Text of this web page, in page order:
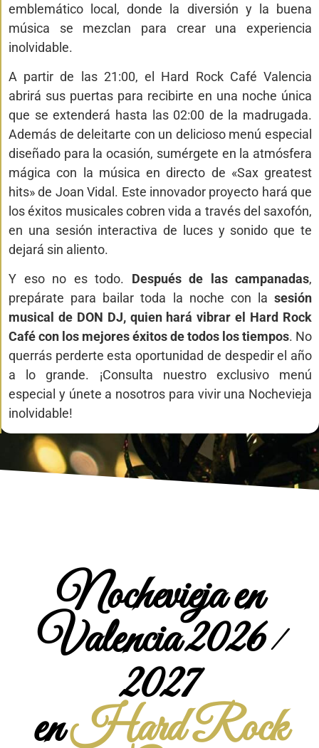
emblemático local, donde la diversión y la buena
música se mezclan para crear una experiencia
inolvidable.
A partir de las 21:00, el Hard Rock Café Valencia
abrirá sus puertas para recibirte en una noche única
que se extenderá hasta las 02:00 de la madrugada.
Además de deleitarte con un delicioso menú especial
diseñado para la ocasión, sumérgete en la atmósfera
mágica con la música en directo de «Sax greatest
hits» de Joan Vidal. Este innovador proyecto hará que
los éxitos musicales cobren vida a través del saxofón,
en una sesión interactiva de luces y sonido que te
dejará sin aliento.
Y eso no es todo. Después de las campanadas,
prepárate para bailar toda la noche con la sesión
musical de DON DJ, quien hará vibrar el Hard Rock
Café con los mejores éxitos de todos los tiempos. No
querrás perderte esta oportunidad de despedir el año
a lo grande. ¡Consulta nuestro exclusivo menú
especial y únete a nosotros para vivir una Nochevieja
inolvidable!
Nochevieja en
Valencia 2026/
2027
enHard Rock